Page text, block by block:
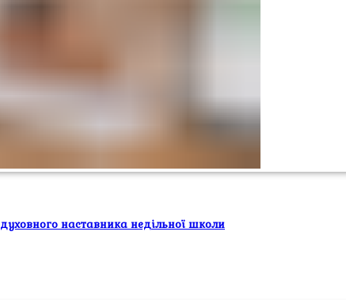
наставника недільної школи